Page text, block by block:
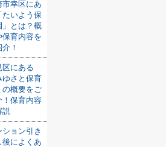
市幸区にあ
たいよう保
」とは？概
保育内容を
！
区にある
ゆさと保育
の概要をご
！保育内容
説
ション引き
後によくあ